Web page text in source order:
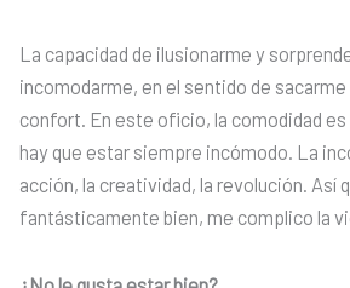
La capacidad de ilusionarme y
incomodarme, en el sentido de sacarme
confort. En este oficio, la comodidad
hay que estar siempre incómodo. La
acción, la creatividad, la revolución. Así
fantásticamente bien, me complico la